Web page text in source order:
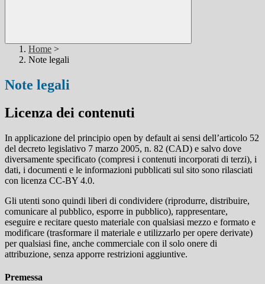
Home >
Note legali
Note legali
Licenza dei contenuti
In applicazione del principio open by default ai sensi dell’articolo 52
del decreto legislativo 7 marzo 2005, n. 82 (CAD) e salvo dove
diversamente specificato (compresi i contenuti incorporati di terzi), i
dati, i documenti e le informazioni pubblicati sul sito sono rilasciati
con licenza CC-BY 4.0.
Gli utenti sono quindi liberi di condividere (riprodurre, distribuire,
comunicare al pubblico, esporre in pubblico), rappresentare,
eseguire e recitare questo materiale con qualsiasi mezzo e formato e
modificare (trasformare il materiale e utilizzarlo per opere derivate)
per qualsiasi fine, anche commerciale con il solo onere di
attribuzione, senza apporre restrizioni aggiuntive.
Premessa